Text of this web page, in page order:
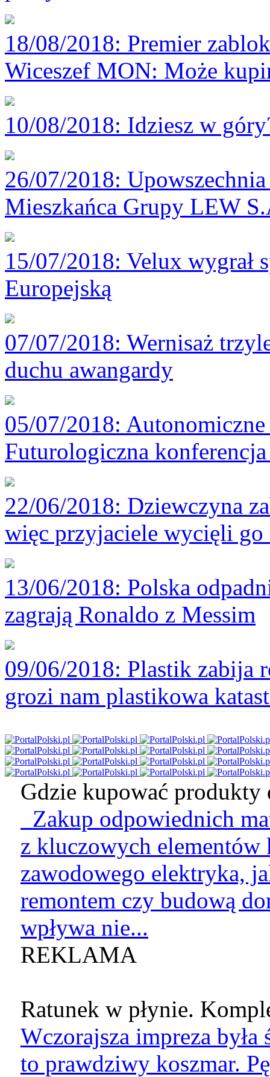
18/08/2018: Premier
Wiceszef MON: Może
10/08/2018: Idziesz w
26/07/2018:
Mieszkańca Grupy LEW
15/07/2018: Velux wygrał
Europejską
07/07/2018: Wernisaż
duchu awangardy
05/07/2018:
Futurologiczna
22/06/2018: Dziewczyna
więc przyjaciele wycięli go
13/06/2018: Polska
zagrają Ronaldo z Messim
09/06/2018: Plastik zabija
grozi nam plastikowa
Gdzie kupować produkty
Zakup odpowiednich
z kluczowych
zawodowego elektryka,
remontem czy budową
wpływa nie...
REKLAMA
Ratunek w płynie.
Wczorajsza impreza
to prawdziwy koszmar.